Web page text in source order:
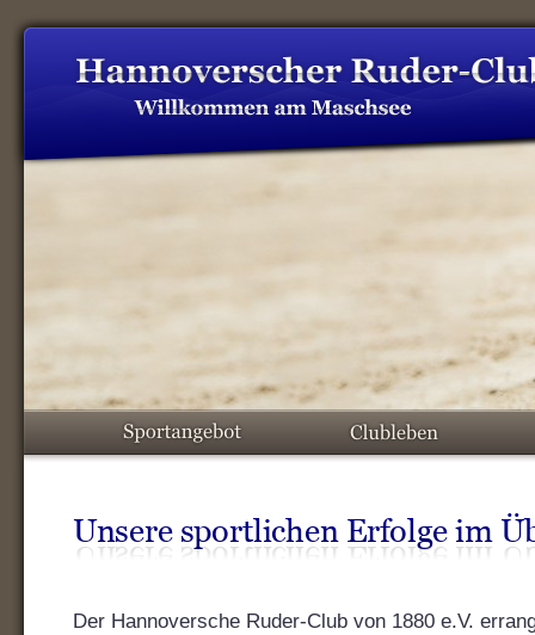
Der Hannoversche Ruder-Club von 1880 e.V.